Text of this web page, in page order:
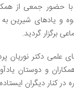
حضور جمعی از
و یادهای شیرین
برگزار گردید.
علمی دکتر نوریان
و دوستان
در کنار دیگران